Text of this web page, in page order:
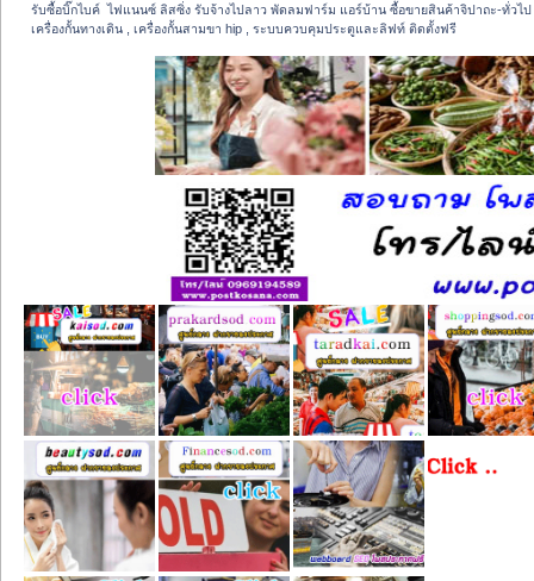
รับซื้อบิ๊กไบค์  ไฟแนนซ์ ลิสซิ่ง รับจ้างไปลาว พัดลมฟาร์ม แอร์บ้าน ซื้อขายสินค้าจิปาถะ-ทั่วไ
เครื่องกั้นทางเดิน , เครื่องกั้นสามขา hip , ระบบควบคุมประตูและลิฟท์ ติดตั้งฟรี